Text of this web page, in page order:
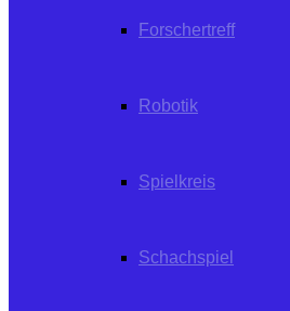
Forschertreff
Robotik
Spielkreis
Schachspiel